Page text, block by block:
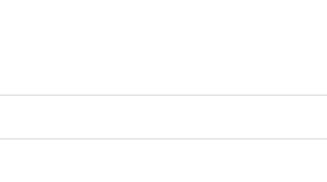
thay gồm: tháo card màn hình, vệ
Khi thực hiện đúng kỹ thuật, VGA